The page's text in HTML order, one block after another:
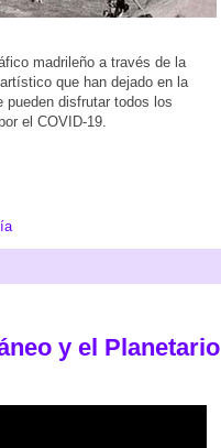
madrileño a través de la
que han dejado en la
pueden disfrutar todos los
el COVID-19.
y el Planetario